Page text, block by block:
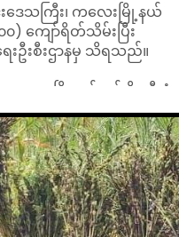
ေသကြီး၊ ကလေးမြို့နယ်
) ကျော်ရိတ်သိမ်းပြီး
းဦးစီးဌာနမှ သိရသည်။
ကလေးမြို့နယ်တွင် မိုးသီးနှံ
ရာ ယနေ့အထိ (၂၂၁၆၄)
ည်။
ရာနှုန်းပြည့်ရိတ်သိမ်းပြီး
နည်းစနစ်နဲ့စိုက်ခဲ့ကြတာပါ။
ဟု ကလေးမြို့နယ်စိုက်ပျိုး
န်းဝင်းက ပြောသည်။